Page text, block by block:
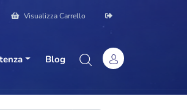
Visualizza Carrello
Blog